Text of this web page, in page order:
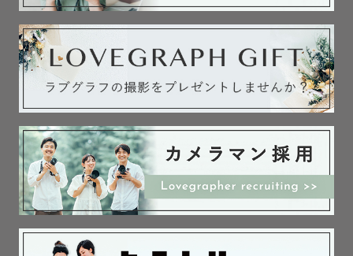
公式LINEからお気軽にご連絡ください。
✅撮影許可について
七五三・お宮参り撮影を希望される際は
希望される神社さまへ撮影可能かどうか
必ずご確認いただいております。
（全カメラマン共通）
神社さまによっては、
出張撮影を許可していない場合があります。
トラブル回避のためにも、
ご依頼前にご確認をお願いいたします。